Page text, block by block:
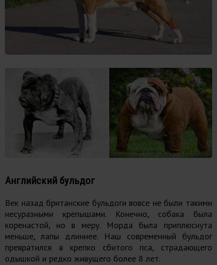
Английский бульдог
Век назад британские бульдоги вовсе не были такими
несуразными крепышами. Конечно, собака была
коренастой, но в меру. Морда была приплюснута
меньше, лапы длиннее. Наш современный бульдог
превратился в крепко сбитого пса, страдающего
одышкой и редко живущего более 8 лет.